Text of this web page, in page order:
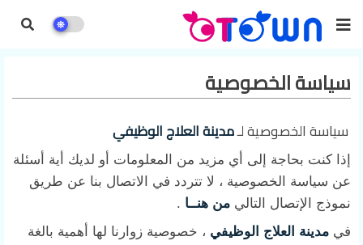
سياسة الخصوصية
سياسة الخصوصية لـمدينة العلاج الوظيفي
إذا كنت بحاجة إلى أي مزيد من المعلومات أو لديك أية أسئلة
عن سياسة الخصوصية ، لا تتردد في الاتصال بنا عن طريق
نموذج الإتصال التالي من هنــا .
في مدينة العلاج الوظيفي ، خصوصية زوارنا لها أهمية بالغة